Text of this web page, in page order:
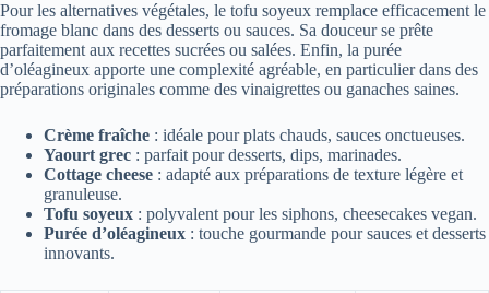
Pour les alternatives végétales, le tofu soyeux remplace efficacement le
fromage blanc dans des desserts ou sauces. Sa douceur se prête
parfaitement aux recettes sucrées ou salées. Enfin, la purée
d’oléagineux apporte une complexité agréable, en particulier dans des
préparations originales comme des vinaigrettes ou ganaches saines.
Crème fraîche : idéale pour plats chauds, sauces onctueuses.
Yaourt grec : parfait pour desserts, dips, marinades.
Cottage cheese : adapté aux préparations de texture légère et
granuleuse.
Tofu soyeux : polyvalent pour les siphons, cheesecakes vegan.
Purée d’oléagineux : touche gourmande pour sauces et desserts
innovants.